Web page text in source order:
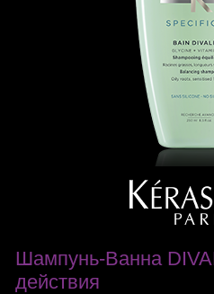
Шампунь-Ванна
действия